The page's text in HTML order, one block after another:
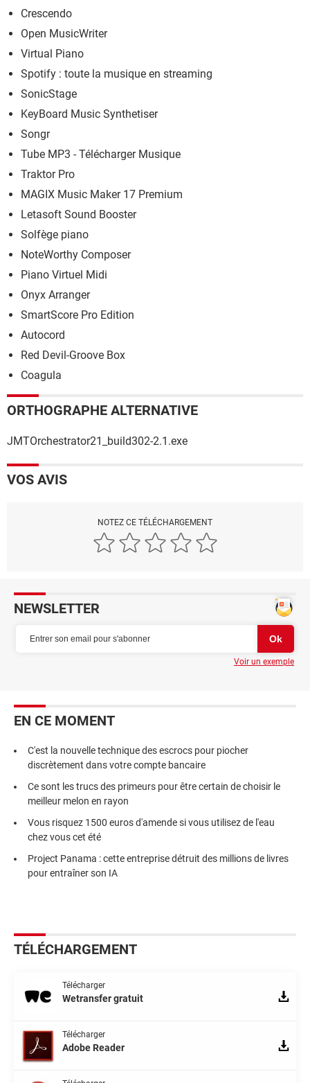
Crescendo
Open MusicWriter
Virtual Piano
Spotify : toute la musique en streaming
SonicStage
KeyBoard Music Synthetiser
Songr
Tube MP3 - Télécharger Musique
Traktor Pro
MAGIX Music Maker 17 Premium
Letasoft Sound Booster
Solfège piano
NoteWorthy Composer
Piano Virtuel Midi
Onyx Arranger
SmartScore Pro Edition
Autocord
Red Devil-Groove Box
Coagula
ORTHOGRAPHE ALTERNATIVE
JMTOrchestrator21_build302-2.1.exe
VOS AVIS
NOTEZ CE TÉLÉCHARGEMENT
NEWSLETTER
Voir un exemple
EN CE MOMENT
C'est la nouvelle technique des escrocs pour piocher
discrètement dans votre compte bancaire
Ce sont les trucs des primeurs pour être certain de choisir le
meilleur melon en rayon
Vous risquez 1500 euros d'amende si vous utilisez de l'eau
chez vous cet été
Project Panama : cette entreprise détruit des millions de livres
pour entraîner son IA
TÉLÉCHARGEMENT
Télécharger
Wetransfer gratuit
Télécharger
Adobe Reader